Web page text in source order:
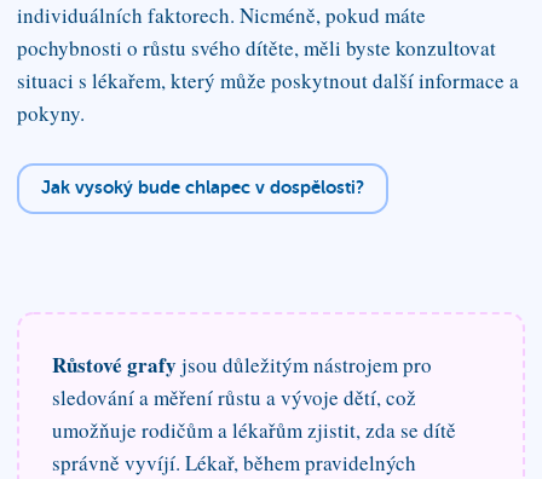
individuálních faktorech. Nicméně, pokud máte
pochybnosti o růstu svého dítěte, měli byste konzultovat
situaci s lékařem, který může poskytnout další informace a
pokyny.
Jak vysoký bude chlapec v dospělosti?
Růstové grafy jsou důležitým nástrojem pro
sledování a měření růstu a vývoje dětí, což
umožňuje rodičům a lékařům zjistit, zda se dítě
správně vyvíjí. Lékař, během pravidelných